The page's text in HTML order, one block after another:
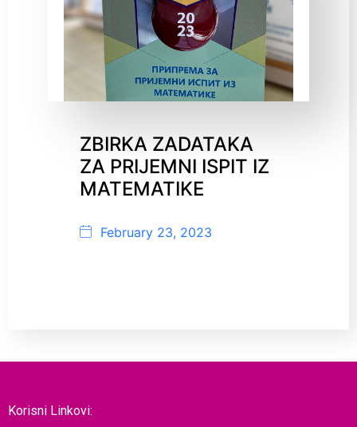
ZBIRKA ZADATAKA
ZA PRIJEMNI ISPIT IZ
MATEMATIKE
February 23, 2023
Korisni Linkovi: